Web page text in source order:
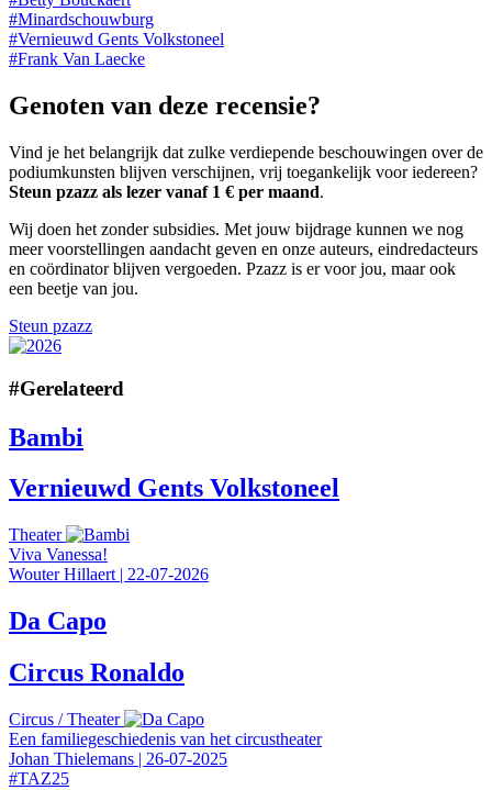
#Minardschouwburg
#Vernieuwd Gents Volkstoneel
#Frank Van Laecke
Genoten van deze recensie?
Vind je het belangrijk dat zulke verdiepende beschouwingen over de
podiumkunsten blijven verschijnen, vrij toegankelijk voor iedereen?
Steun pzazz als lezer vanaf 1 € per maand.
Wij doen het zonder subsidies. Met jouw bijdrage kunnen we nog
meer voorstellingen aandacht geven en onze auteurs, eindredacteurs
en coördinator blijven vergoeden. Pzazz is er voor jou, maar ook
een beetje van jou.
Steun pzazz
#Gerelateerd
Bambi
Vernieuwd Gents Volkstoneel
Theater
Viva Vanessa!
Wouter Hillaert | 22-07-2026
Da Capo
Circus Ronaldo
Circus /Theater
Een familiegeschiedenis van het circustheater
Johan Thielemans | 26-07-2025
#TAZ25